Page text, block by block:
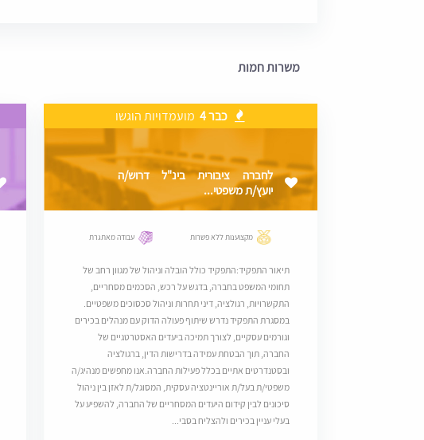
משרות חמות
כבר 4 מועמדויות הוגשו
לחברה ציבורית בינ"ל דרוש/ה
יועץ/ת משפטי...
מקצוענות ללא פשרות עבודה מאתגרת
תיאור התפקיד:התפקיד כולל הובלה וניהול של מגוון רחב של
תחומי המשפט בחברה, בדגש על רכש, הסכמים מסחריים,
התקשרויות, רגולציה, דיני תחרות וניהול סכסוכים משפטיים.
במסגרת התפקיד נדרש שיתוף פעולה הדוק עם מנהלים בכירים
וגורמים עסקיים, לצורך תמיכה ביעדים האסטרטגיים של
החברה, תוך הבטחת עמידה בדרישות הדין, ברגולציה
ובסטנדרטים אתיים בכלל פעילות החברה.אנו מחפשים מנהיג/ה
משפטי/ת בעל/ת אוריינטציה עסקית, המסוגל/ת לאזן בין ניהול
סיכונים לבין קידום היעדים המסחריים של החברה, להשפיע על
בעלי עניין בכירים ולהצליח בסבי...